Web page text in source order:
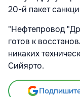
20-й пакет
"Нефтепровод
готов к
никаких
Сийярто.